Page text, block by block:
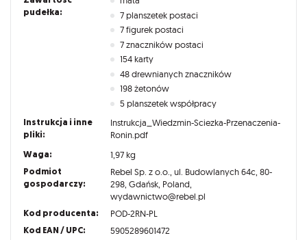
pudełka:
7 planszetek postaci
7 figurek postaci
7 znaczników postaci
154 karty
48 drewnianych znaczników
198 żetonów
5 planszetek współpracy
Instrukcja i inne
pliki:
Instrukcja_Wiedzmin-Sciezka-Przenaczenia-
Ronin.pdf
Waga: 1,97 kg
Podmiot
gospodarczy:
Rebel Sp. z o.o., ul. Budowlanych 64c, 80-
298, Gdańsk, Poland,
wydawnictwo@rebel.pl
Kod producenta: POD-2RN-PL
Kod EAN / UPC: 5905289601472